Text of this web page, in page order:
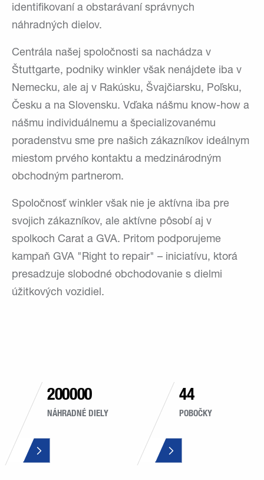
identifikovaní a obstarávaní správnych
náhradných dielov.
Centrála našej spoločnosti sa nachádza v
Štuttgarte, podniky winkler však nenájdete iba v
Nemecku, ale aj v Rakúsku, Švajčiarsku, Poľsku,
Česku a na Slovensku. Vďaka nášmu know-how a
nášmu individuálnemu a špecializovanému
poradenstvu sme pre našich zákazníkov ideálnym
miestom prvého kontaktu a medzinárodným
obchodným partnerom.
Spoločnosť winkler však nie je aktívna iba pre
svojich zákazníkov, ale aktívne pôsobí aj v
spolkoch Carat a GVA. Pritom podporujeme
kampaň GVA "Right to repair" – iniciatívu, ktorá
presadzuje slobodné obchodovanie s dielmi
úžitkových vozidiel.
200000
NÁHRADNÉ DIELY
44
POBOČKY